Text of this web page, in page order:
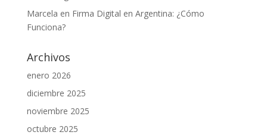
Marcela en Firma Digital en Argentina: ¿Cómo
Funciona?
Archivos
enero 2026
diciembre 2025
noviembre 2025
octubre 2025